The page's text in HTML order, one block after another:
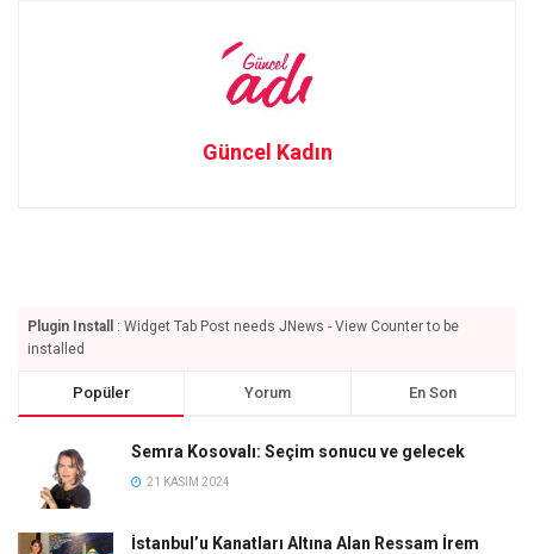
Güncel Kadın
Plugin Install
: Widget Tab Post needs JNews - View Counter to be
installed
Popüler Yorum En Son
Semra Kosovalı: Seçim sonucu ve gelecek
21 KASIM 2024
İstanbul’u Kanatları Altına Alan Ressam İrem